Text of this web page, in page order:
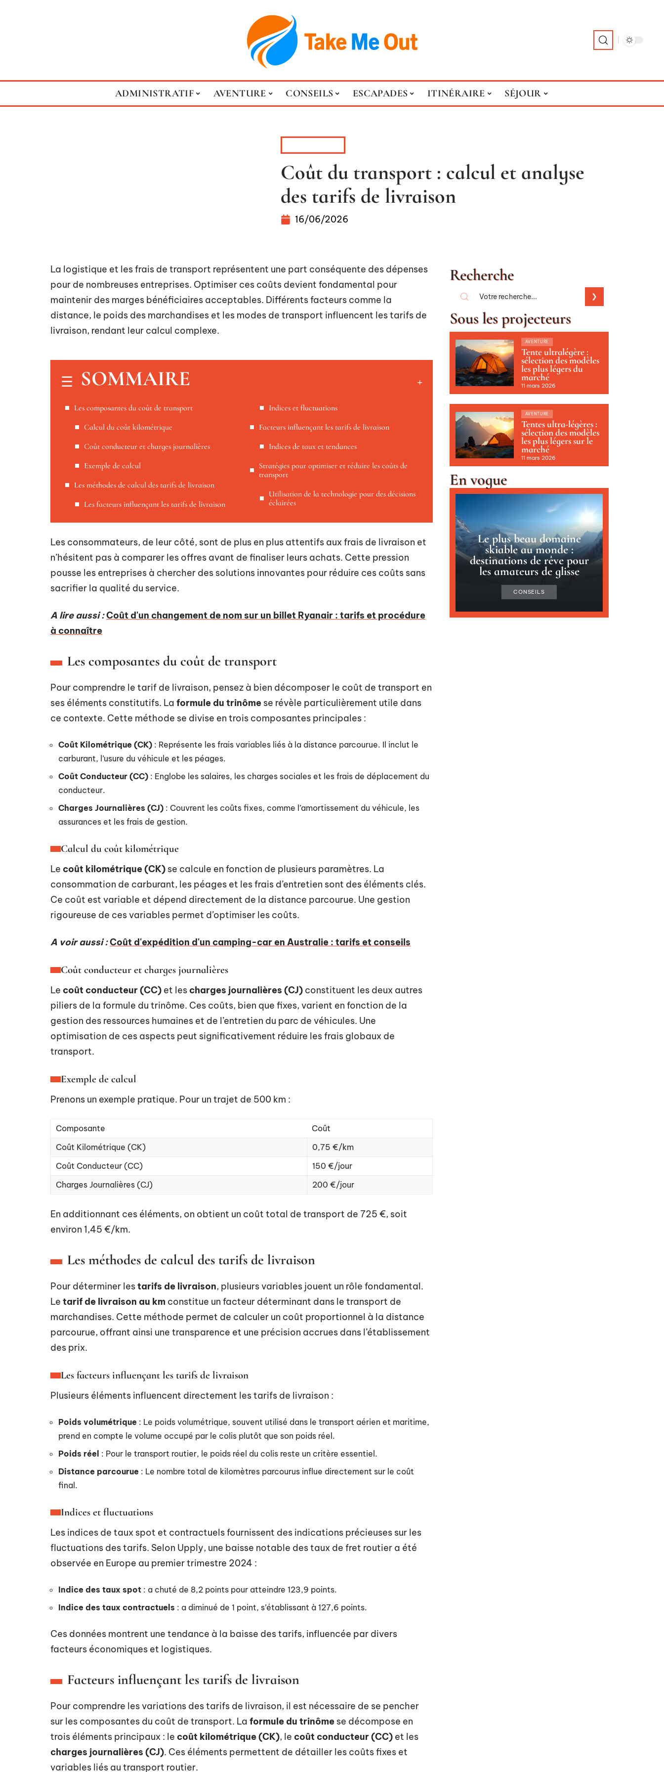
ADMINISTRATIF AVENTURE CONSEILS ESCAPADES ITINÉRAIRE SÉJOUR
Coût du transport : calcul et analyse
des tarifs de livraison
16/06/2026
La logistique et les frais de transport représentent une part conséquente des dépenses
pour de nombreuses entreprises. Optimiser ces coûts devient fondamental pour
maintenir des marges bénéficiaires acceptables. Différents facteurs comme la
distance, le poids des marchandises et les modes de transport influencent les tarifs de
livraison, rendant leur calcul complexe.
SOMMAIRE
Les composantes du coût de transport
Calcul du coût kilométrique
Coût conducteur et charges journalières
Exemple de calcul
Les méthodes de calcul des tarifs de livraison
Les facteurs influençant les tarifs de livraison
Indices et fluctuations
Facteurs influençant les tarifs de livraison
Indices de taux et tendances
Stratégies pour optimiser et réduire les coûts de
transport
Utilisation de la technologie pour des décisions
éclairées
Les consommateurs, de leur côté, sont de plus en plus attentifs aux frais de livraison et
n’hésitent pas à comparer les offres avant de finaliser leurs achats. Cette pression
pousse les entreprises à chercher des solutions innovantes pour réduire ces coûts sans
sacrifier la qualité du service.
A lire aussi :Coût d'un changement de nom sur un billet Ryanair : tarifs et procédure
à connaître
Les composantes du coût de transport
Pour comprendre le tarif de livraison, pensez à bien décomposer le coût de transport en
ses éléments constitutifs. La formule du trinôme se révèle particulièrement utile dans
ce contexte. Cette méthode se divise en trois composantes principales :
Coût Kilométrique (CK) : Représente les frais variables liés à la distance parcourue. Il inclut le
carburant, l’usure du véhicule et les péages.
Coût Conducteur (CC) : Englobe les salaires, les charges sociales et les frais de déplacement du
conducteur.
Charges Journalières (CJ) : Couvrent les coûts fixes, comme l’amortissement du véhicule, les
assurances et les frais de gestion.
Calcul du coût kilométrique
Le coût kilométrique (CK) se calcule en fonction de plusieurs paramètres. La
consommation de carburant, les péages et les frais d’entretien sont des éléments clés.
Ce coût est variable et dépend directement de la distance parcourue. Une gestion
rigoureuse de ces variables permet d’optimiser les coûts.
A voir aussi :Coût d'expédition d'un camping-car en Australie : tarifs et conseils
Coût conducteur et charges journalières
Le coût conducteur (CC) et les charges journalières (CJ) constituent les deux autres
piliers de la formule du trinôme. Ces coûts, bien que fixes, varient en fonction de la
gestion des ressources humaines et de l’entretien du parc de véhicules. Une
optimisation de ces aspects peut significativement réduire les frais globaux de
transport.
Exemple de calcul
Prenons un exemple pratique. Pour un trajet de 500 km :
Composante
Coût
Coût Kilométrique (CK)
0,75 €/km
Coût Conducteur (CC)
150 €/jour
Charges Journalières (CJ)
200 €/jour
En additionnant ces éléments, on obtient un coût total de transport de 725 €, soit
environ 1,45 €/km.
Les méthodes de calcul des tarifs de livraison
Pour déterminer lestarifs de livraison, plusieurs variables jouent un rôle fondamental.
Le tarif de livraison au km constitue un facteur déterminant dans le transport de
marchandises. Cette méthode permet de calculer un coût proportionnel à la distance
parcourue, offrant ainsi une transparence et une précision accrues dans l’établissement
des prix.
Les facteurs influençant les tarifs de livraison
Plusieurs éléments influencent directement les tarifs de livraison :
Poids volumétrique : Le poids volumétrique, souvent utilisé dans le transport aérien et maritime,
prend en compte le volume occupé par le colis plutôt que son poids réel.
Poids réel : Pour le transport routier, le poids réel du colis reste un critère essentiel.
Distance parcourue : Le nombre total de kilomètres parcourus influe directement sur le coût
final.
Indices et fluctuations
Les indices de taux spot et contractuels fournissent des indications précieuses sur les
fluctuations des tarifs. Selon Upply, une baisse notable des taux de fret routier a été
observée en Europe au premier trimestre 2024 :
Indice des taux spot : a chuté de 8,2 points pour atteindre 123,9 points.
Indice des taux contractuels : a diminué de 1 point, s’établissant à 127,6 points.
Ces données montrent une tendance à la baisse des tarifs, influencée par divers
facteurs économiques et logistiques.
Facteurs influençant les tarifs de livraison
Pour comprendre les variations des tarifs de livraison, il est nécessaire de se pencher
sur les composantes du coût de transport. La formule du trinôme se décompose en
trois éléments principaux : le coût kilométrique (CK), le coût conducteur (CC) et les
charges journalières (CJ). Ces éléments permettent de détailler les coûts fixes et
variables liés au transport routier.
Recherche
Sous les projecteurs
AVENTURE
Tente ultralégère :
sélection des modèles
les plus légers du
marché
11 mars 2026
AVENTURE
Tentes ultra-légères :
sélection des modèles
les plus légers sur le
marché
11 mars 2026
En vogue
Le plus beau domaine
skiable au monde :
destinations de rêve pour
les amateurs de glisse
CONSEILS